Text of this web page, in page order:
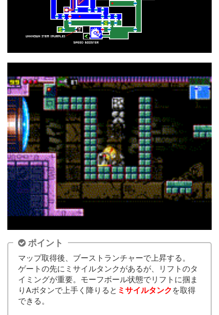
ポイント
マップ取得後、ブーストランチャーで上昇する。
ゲートの先にミサイルタンクがあるが、リフトのタ
イミングが重要。モーフボール状態でリフトに掴ま
りAボタンで上手く降りると ミサイルタンク を取得
できる。